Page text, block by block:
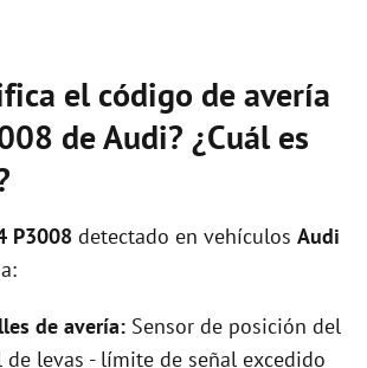
el código de avería
de Audi? ¿Cuál es
P3008 detectado en vehículos Audi
de avería: Sensor de posición del
de levas - límite de señal excedido